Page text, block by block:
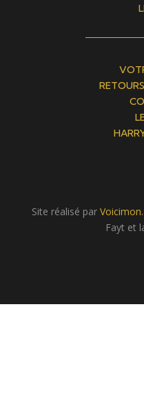
Site réalisé par
Fayt et